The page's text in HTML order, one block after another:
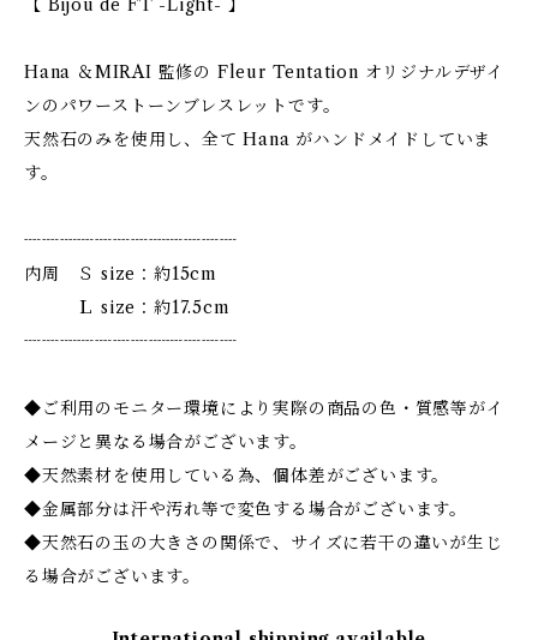
【 Bijou de FT -Light- 】
Hana ＆MIRAI 監修の Fleur Tentation オリジナルデザイ
ンのパワーストーンブレスレットです。
天然石のみを使用し、全て Hana がハンドメイドしていま
す。
┈┈┈┈┈┈┈┈┈┈┈┈
内周 Ｓ size：約15cm
Ｌ size：約17.5cm
┈┈┈┈┈┈┈┈┈┈┈┈
◆ご利用のモニター環境により実際の商品の色・質感等がイ
メージと異なる場合がございます。
◆天然素材を使用している為、個体差がございます。
◆金属部分は汗や汚れ等で変色する場合がございます。
◆天然石の玉の大きさの関係で、サイズに若干の違いが生じ
る場合がございます。